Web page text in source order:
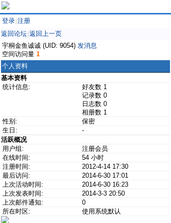
登录 注册
返回论坛 返回上一页
宇桐金鱼诚诚 (UID: 9054) 发消息
空间访问量 1
个人资料
基本资料
统计信息:
好友数 1
记录数 0
日志数 0
相册数 1
性别:
保密
生日:
-
活跃概况
用户组:
注册会员
在线时间:
54 小时
注册时间:
2012-4-14 17:30
最后访问:
2014-6-30 17:01
上次活动时间:
2014-6-30 16:23
上次发表时间:
2014-3-3 20:50
上次邮件通知:
0
所在时区:
使用系统默认